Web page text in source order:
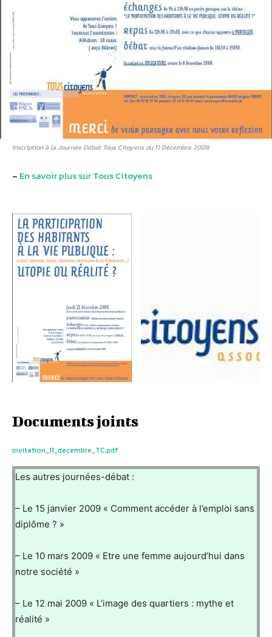
Inscription à la Journée Débat Tous Citoyens du 11 Décembre 2008
– En savoir plus sur Tous Citoyens
Documents joints
invitation_11_decembre_TC.pdf
Les autres journées-débat :
– Le 15 janvier 2009 « Comment accéder à l’emploi sans
diplôme ? »
– Le 10 mars 2009 « Etre une femme aujourd’hui dans
notre société »
– Le 12 mai 2009 « L’image des quartiers : mythe et
réalité »